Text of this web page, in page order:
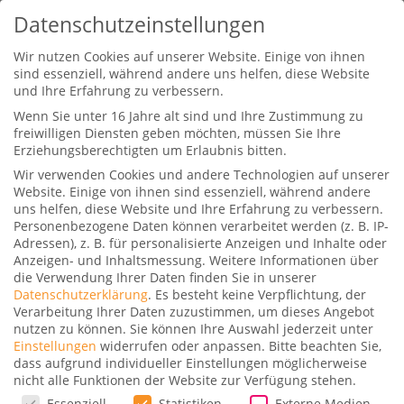
Air Canada führt Apple TV+ an
Board ein
Gepostet vonMark Klose|2. August 2023|0
|
Air Canada hat Apple TV+ als Streaming-Dienst
zu seinem Unterhaltungssystem an Bord
Datenschutzeinstellungen
Wir nutzen Cookies auf unserer Website. Einige von ihnen
sind essenziell, während andere uns helfen, diese Website
und Ihre Erfahrung zu verbessern.
Wenn Sie unter 16 Jahre alt sind und Ihre Zustimmung zu
freiwilligen Diensten geben möchten, müssen Sie Ihre
Erziehungsberechtigten um Erlaubnis bitten.
Wir verwenden Cookies und andere Technologien auf unserer
Website. Einige von ihnen sind essenziell, während andere
uns helfen, diese Website und Ihre Erfahrung zu verbessern.
Personenbezogene Daten können verarbeitet werden (z. B. IP-
Adressen), z. B. für personalisierte Anzeigen und Inhalte oder
Anzeigen- und Inhaltsmessung. Weitere Informationen über
die Verwendung Ihrer Daten finden Sie in unserer
Datenschutzerklärung. Es besteht keine Verpflichtung, der
Verarbeitung Ihrer Daten zuzustimmen, um dieses Angebot
nutzen zu können. Sie können Ihre Auswahl jederzeit unter
Einstellungen widerrufen oder anpassen. Bitte beachten Sie,
dass aufgrund individueller Einstellungen möglicherweise
nicht alle Funktionen der Website zur Verfügung stehen.
Datenschutzeinstellungen